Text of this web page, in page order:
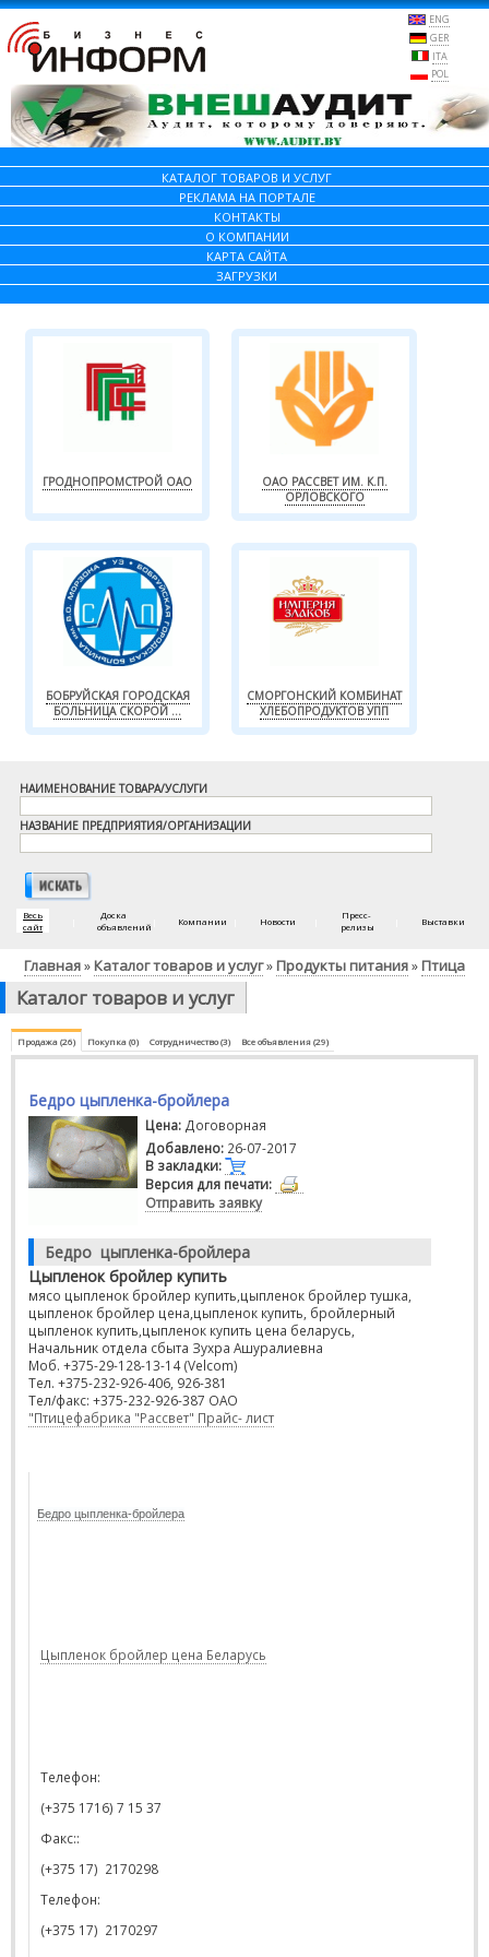
ENG
GER
ITA
POL
КАТАЛОГ ТОВАРОВ И УСЛУГ
РЕКЛАМА НА ПОРТАЛЕ
КОНТАКТЫ
О КОМПАНИИ
КАРТА САЙТА
ЗАГРУЗКИ
ГРОДНОПРОМСТРОЙ ОАО
ОАО РАССВЕТ ИМ. К.П.
ОРЛОВСКОГО
БОБРУЙСКАЯ ГОРОДСКАЯ
БОЛЬНИЦА СКОРОЙ ...
СМОРГОНСКИЙ КОМБИНАТ
ХЛЕБОПРОДУКТОВ УПП
НАИМЕНОВАНИЕ ТОВАРА/УСЛУГИ
НАЗВАНИЕ ПРЕДПРИЯТИЯ/ОРГАНИЗАЦИИ
Весь
сайт
Доска
объявлений
Компании Новости
Пресс-
релизы
Выставки
Главная» Каталог товаров и услуг» Продукты питания» Птица
Каталог товаров и услуг
Продажа (26) Покупка (0) Сотрудничество (3) Все объявления (29)
Бедро цыпленка-бройлера
Цена: Договорная
Добавлено: 26-07-2017
В закладки:
Версия для печати:
Отправить заявку
Бедро цыпленка-бройлера
Цыпленок бройлер купить
мясо цыпленок бройлер купить,цыпленок бройлер тушка,
цыпленок бройлер цена,цыпленок купить, бройлерный
цыпленок купить,цыпленок купить цена беларусь,
Начальник отдела сбыта Зухра Ашуралиевна
Моб. +375-29-128-13-14 (Velcom)
Тел. +375-232-926-406, 926-381
Тел/факс: +375-232-926-387 ОАО
"Птицефабрика "Рассвет" Прайс- лист
Бедро цыпленка-бройлера
Цыпленок бройлер цена Беларусь
Телефон:
(+375 1716) 7 15 37
Факс::
(+375 17) 2170298
Телефон:
(+375 17) 2170297